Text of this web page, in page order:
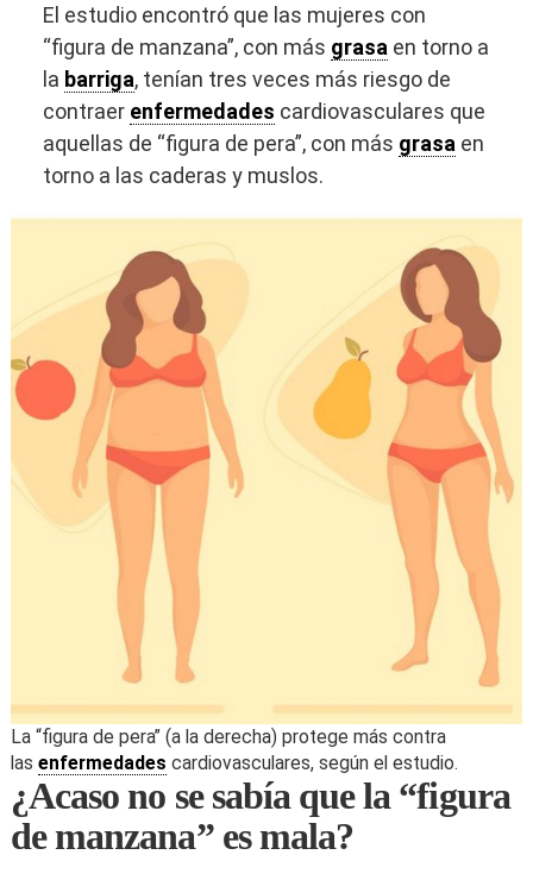
El estudio encontró que las mujeres con
“figura de manzana”, con más grasa en torno a
la barriga, tenían tres veces más riesgo de
contraer enfermedades cardiovasculares que
aquellas de “figura de pera”, con más grasa en
torno a las caderas y muslos.
La “figura de pera” (a la derecha) protege más contra
las enfermedades cardiovasculares, según el estudio.
¿Acaso no se sabía que la “figura
de manzana” es mala?